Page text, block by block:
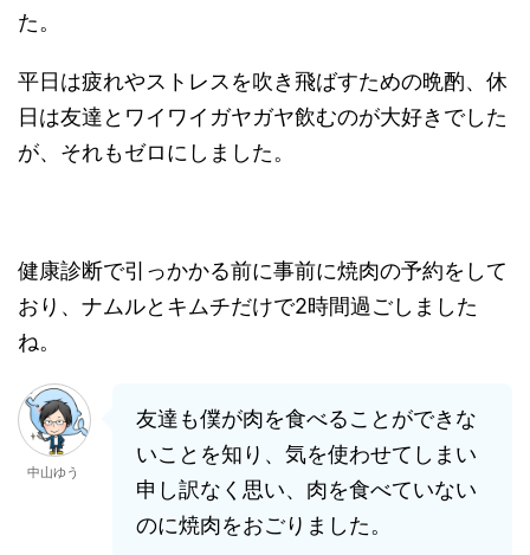
た。
平日は疲れやストレスを吹き飛ばすための晩酌、休
日は友達とワイワイガヤガヤ飲むのが大好きでした
が、それもゼロにしました。
健康診断で引っかかる前に事前に焼肉の予約をして
おり、ナムルとキムチだけで2時間過ごしました
ね。
中山ゆう
友達も僕が肉を食べることができな
いことを知り、気を使わせてしまい
申し訳なく思い、肉を食べていない
のに焼肉をおごりました。